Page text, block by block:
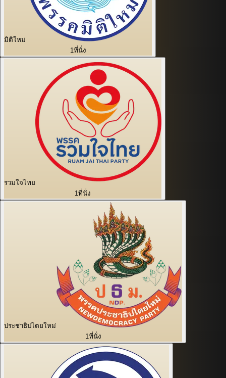
มิติใหม่
1ที่นั่ง
รวมใจไทย
1ที่นั่ง
ประชาธิปไตยใหม่
1ที่นั่ง